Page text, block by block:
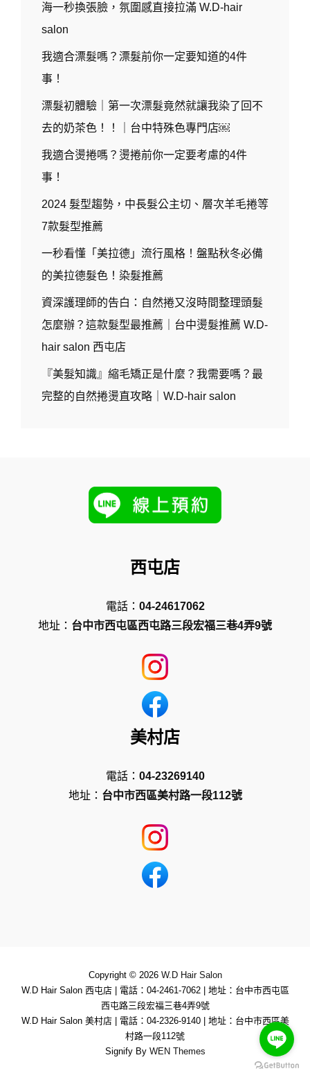
海一秒換張臉，氛圍感直接拉滿 W.D-hair
salon
我適合漂髮嗎？漂髮前你一定要知道的4件
事！
漂髮初體驗｜第一次漂髮竟然就讓我染了回不
去的奶茶色！！｜台中特殊色專門店￼
我適合燙捲嗎？燙捲前你一定要考慮的4件
事！
2024 髮型趨勢，中長髮公主切、層次羊毛捲等
7款髮型推薦
一秒看懂「美拉德」流行風格！盤點秋冬必備
的美拉德髮色！染髮推薦
資深護理師的告白：自然捲又沒時間整理頭髮
怎麼辦？這款髮型最推薦｜台中燙髮推薦 W.D-
hair salon 西屯店
『美髮知識』縮毛矯正是什麼？我需要嗎？最
完整的自然捲燙直攻略｜W.D-hair salon
西屯店
電話： 04-24617062
地址： 台中市西屯區西屯路三段宏福三巷4弄9號
美村店
電話： 04-23269140
地址： 台中市西區美村路一段112號
Copyright © 2026 W.D Hair Salon
W.D Hair Salon 西屯店| 電話：04-2461-7062| 地址：台中市西屯區
西屯路三段宏福三巷4弄9號
W.D Hair Salon 美村店| 電話：04-2326-9140| 地址：台中市西區美
村路一段112號
Signify By WEN Themes